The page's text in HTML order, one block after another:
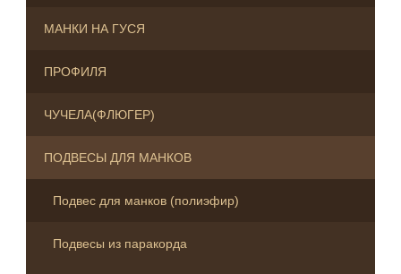
МАНКИ НА ГУСЯ
ПРОФИЛЯ
ЧУЧЕЛА(ФЛЮГЕР)
ПОДВЕСЫ ДЛЯ МАНКОВ
Подвес для манков (полиэфир)
Подвесы из паракорда